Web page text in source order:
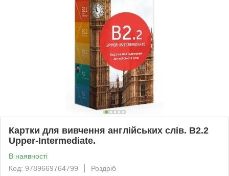
Картки для вивчення англійських слів. B2.2
Upper-Intermediate.
В наявності
Код: 9789669764799
Роздріб